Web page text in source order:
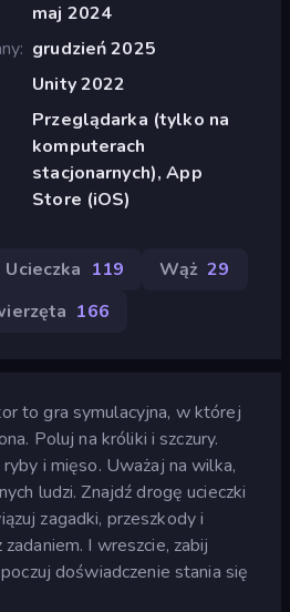
maj 2024
grudzień 2025
Unity 2022
Przeglądarka (tylko na
komputerach
stacjonarnych), App
Store (iOS)
Ucieczka 119 Wąż 29
166
to gra symulacyjna, w której
Poluj na króliki i szczury.
i mięso. Uważaj na wilka,
ludzi. Znajdź drogę ucieczki
zagadki, przeszkody i
I wreszcie, zabij
doświadczenie stania się